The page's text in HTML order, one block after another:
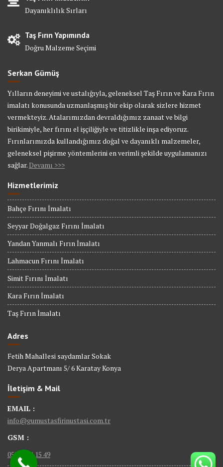
Dayanıklılık Sırları
Taş Fırın Yapımında
Doğru Malzeme Seçimi
Serkan Gümüş
Yılların deneyimi ve ustalığıyla, geleneksel Taş Fırın ve Kara Fırın
imalatı konusunda uzmanlaşmış bir ekip olarak sizlere hizmet
vermekteyiz. Atalarımızdan devraldığımız zanaat ve bilgi
birikimiyle, her fırını el işçiliğiyle ve titizlikle inşa ediyoruz.
Fırınlarımızda kullandığımız doğal ve dayanıklı malzemeler,
geleneksel pişirme yöntemlerini en verimli şekilde uygulamanızı
sağlar.Devamı >>>
Hizmetlerimiz
Bahçe Fırını İmalatı
Seyyar Doğalgaz Fırını İmalatı
Yandan Yanmalı Fırın İmalatı
Lahmacun Fırını İmalatı
Simit Fırını İmalatı
Kara Fırın İmalatı
Taş Fırın İmalatı
Adres
Fetih Mahallesi saydamlar Sokak
Derya Apartmanı 5/ 6 Karatay Konya
İletişim & Mail
EMAIL :
info@gumustasfirinustasi.com.tr
GSM :
0535 884 15 49